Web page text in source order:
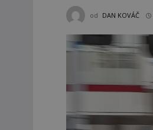
od DAN KOVÁČ